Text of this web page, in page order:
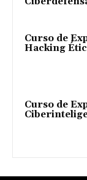
Curso de
Hacking
Curso de